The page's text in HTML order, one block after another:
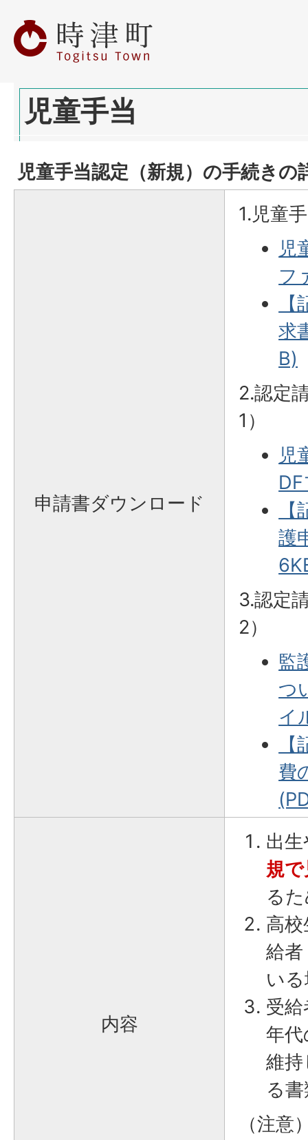
児童手当
児童手当認定（新規）の手続きの
申請書ダウンロード
1.児童
児
フ
求
B)
2.認定
1）
児
護
3.認定
2）
監
つ
イ
費
内容
出
規
る
高
給
い
受
年
維
る
（注意